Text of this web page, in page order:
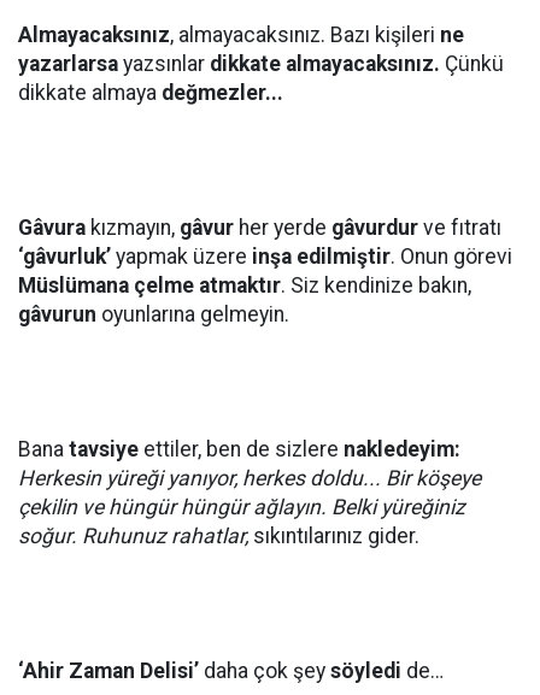
Almayacaksınız, almayacaksınız. Bazı kişileri ne
yazarlarsa yazsınlar dikkate almayacaksınız. Çünkü
dikkate almaya değmezler...
Gâvura kızmayın, gâvur her yerde gâvurdur ve fıtratı
‘gâvurluk’ yapmak üzere inşa edilmiştir. Onun görevi
Müslümana çelme atmaktır. Siz kendinize bakın,
gâvurun oyunlarına gelmeyin.
Bana tavsiye ettiler, ben de sizlere nakledeyim:
Herkesin yüreği yanıyor, herkes doldu... Bir köşeye
çekilin ve hüngür hüngür ağlayın. Belki yüreğiniz
soğur. Ruhunuz rahatlar, sıkıntılarınız gider.
‘Ahir Zaman Delisi’ daha çok şey söyledi de…